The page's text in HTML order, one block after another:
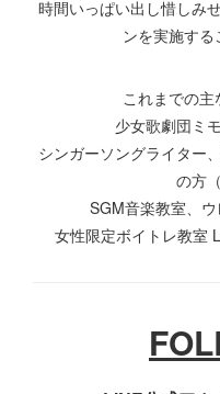
時間いっぱい出し惜しみ
ンを実施する
これまでの主
少女歌劇団ミ
シンガーソングライター
の方
SGM音楽教室、ウ
女性限定ボイトレ教室